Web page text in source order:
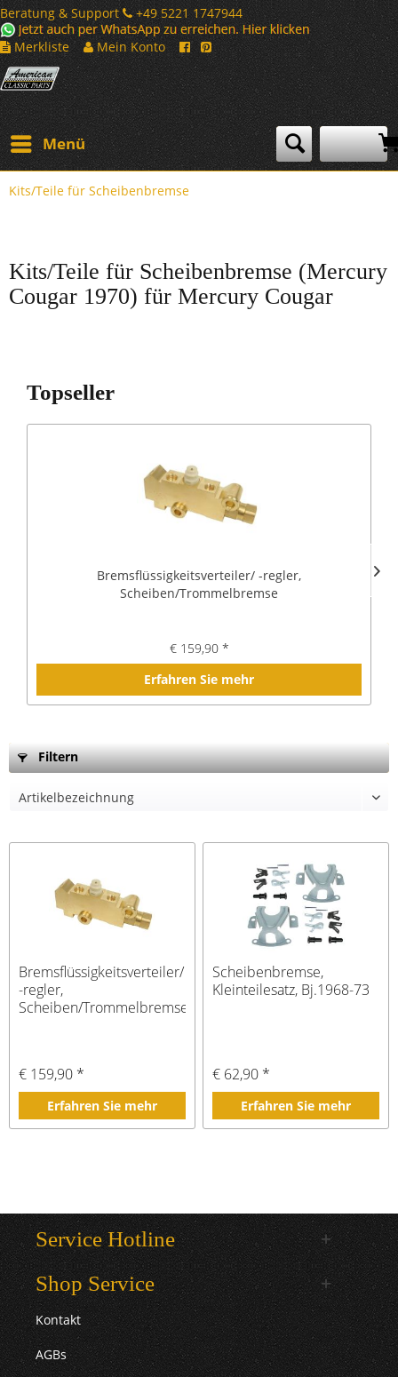
Beratung & Support
+49 5221 1747944
Merkliste
Mein Konto
Menü
Kits/Teile für Scheibenbremse
Kits/Teile für Scheibenbremse (Mercury
Cougar 1970) für Mercury Cougar
Topseller
Bremsflüssigkeitsverteiler/ -regler,
Scheiben/Trommelbremse
€ 159,90 *
Erfahren Sie mehr
Filtern
Bremsflüssigkeitsverteiler/
-regler,
Scheiben/Trommelbremse
€ 159,90 *
Erfahren Sie mehr
Scheibenbremse,
Kleinteilesatz, Bj.1968-73
€ 62,90 *
Erfahren Sie mehr
Service Hotline
Shop Service
Kontakt
AGBs